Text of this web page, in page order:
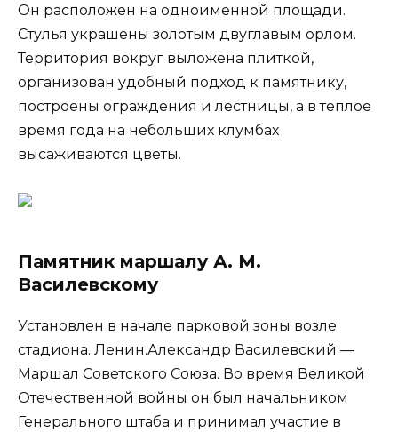
Он расположен на одноименной площади.
Стулья украшены золотым двуглавым орлом.
Территория вокруг выложена плиткой,
организован удобный подход к памятнику,
построены ограждения и лестницы, а в теплое
время года на небольших клумбах
высаживаются цветы.
Памятник маршалу А. М.
Василевскому
Установлен в начале парковой зоны возле
стадиона. Ленин.Александр Василевский —
Маршал Советского Союза. Во время Великой
Отечественной войны он был начальником
Генерального штаба и принимал участие в